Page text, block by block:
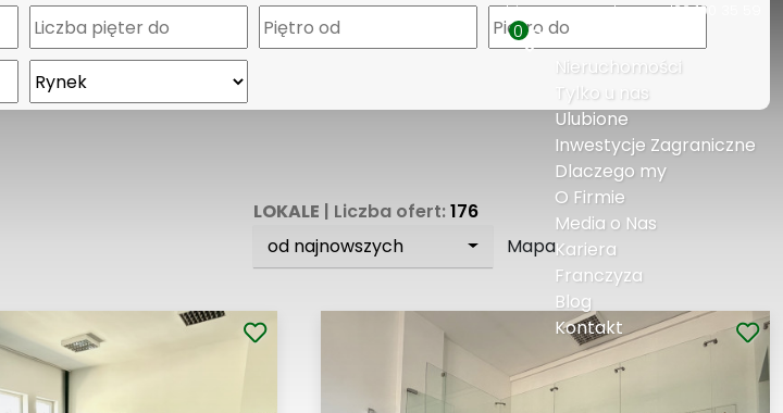
biuro@expresshouse.pl22 100 35 59
0
Nieruchomości
Tylko u nas
Ulubione
Inwestycje Zagraniczne
Dlaczego my
O Firmie
Media o Nas
Kariera
Franczyza
Blog
Kontakt
LOKALE | Liczba ofert:176
od najnowszych
Mapa